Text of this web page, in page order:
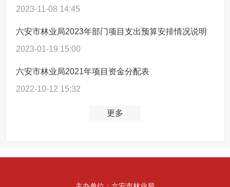
2023-11-08 14:45
六安市林业局2023年部门项目支出预算安排情况说明
2023-01-19 15:00
六安市林业局2021年项目资金分配表
2022-10-12 15:32
更多